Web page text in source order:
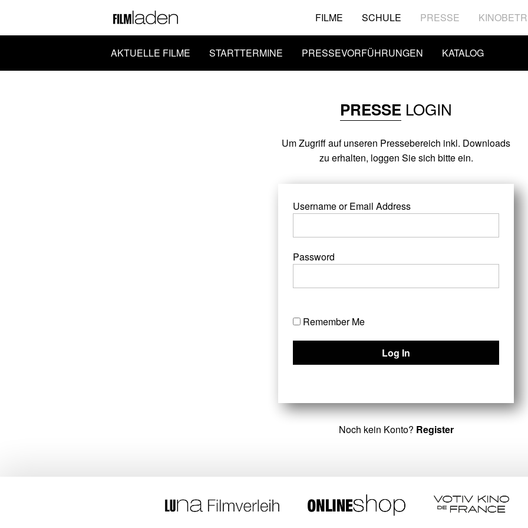
FILME SCHULE PRESSE
AKTUELLE FILME STARTTERMINE PRESSEVORFÜHRUNGEN KATALOG
PRESSE LOGIN
Um Zugriff auf unseren Pressebereich inkl. Downloads
zu erhalten, loggen Sie sich bitte ein.
Username or Email Address
Password
Remember Me
Noch kein Konto? Register